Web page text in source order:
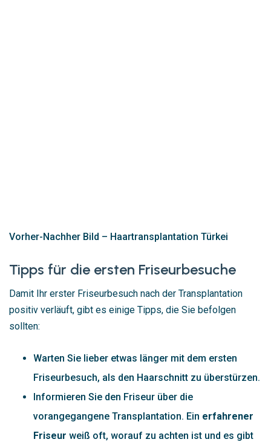
Vorher-Nachher Bild – Haartransplantation Türkei
Tipps für die ersten Friseurbesuche
Damit Ihr erster Friseurbesuch nach der Transplantation
positiv verläuft, gibt es einige Tipps, die Sie befolgen
sollten:
Warten Sie lieber etwas länger mit dem ersten
Friseurbesuch, als den Haarschnitt zu überstürzen.
Informieren Sie den Friseur über die
vorangegangene Transplantation. Ein erfahrener
Friseur weiß oft, worauf zu achten ist und es gibt